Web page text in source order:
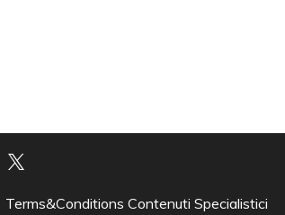
Terms&Conditions Contenuti Specialistici